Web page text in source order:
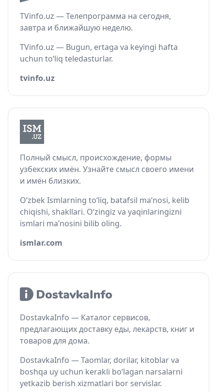
TVinfo.uz — Телепрограмма на сегодня,
завтра и ближайшую неделю.
TVinfo.uz — Bugun, ertaga va keyingi hafta
uchun to‘liq teledasturlar.
tvinfo.uz
Полный смысл, происхождение, формы
узбекских имён. Узнайте смысл своего имени
и имён близких.
O‘zbek Ismlarning to‘liq, batafsil ma’nosi, kelib
chiqishi, shakllari. O‘zingiz va yaqinlaringizni
ismlari ma’nosini bilib oling.
ismlar.com
DostavkaInfo — Каталог сервисов,
предлагающих доставку еды, лекарств, книг и
товаров для дома.
DostavkaInfo — Taomlar, dorilar, kitoblar va
boshqa uy uchun kerakli bo‘lagan narsalarni
yetkazib berish xizmatlari bor servislar.